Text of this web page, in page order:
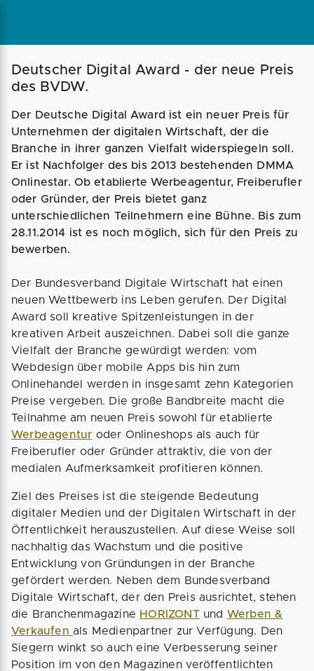
Magazin Businessplan Fördermittel
Deutscher Digital Award - der neue Preis
des BVDW.
Der Deutsche Digital Award ist ein neuer Preis für
Unternehmen der digitalen Wirtschaft, der die
Branche in ihrer ganzen Vielfalt widerspiegeln soll.
Er ist Nachfolger des bis 2013 bestehenden DMMA
Onlinestar. Ob etablierte Werbeagentur, Freiberufler
oder Gründer, der Preis bietet ganz
unterschiedlichen Teilnehmern eine Bühne. Bis zum
28.11.2014 ist es noch möglich, sich für den Preis zu
bewerben.
Der Bundesverband Digitale Wirtschaft hat einen
neuen Wettbewerb ins Leben gerufen. Der Digital
Award soll kreative Spitzenleistungen in der
kreativen Arbeit auszeichnen. Dabei soll die ganze
Vielfalt der Branche gewürdigt werden: vom
Webdesign über mobile Apps bis hin zum
Onlinehandel werden in insgesamt zehn Kategorien
Preise vergeben. Die große Bandbreite macht die
Teilnahme am neuen Preis sowohl für etablierte
Werbeagentur oder Onlineshops als auch für
Freiberufler oder Gründer attraktiv, die von der
medialen Aufmerksamkeit profitieren können.
Ziel des Preises ist die steigende Bedeutung
digitaler Medien und der Digitalen Wirtschaft in der
Öffentlichkeit herauszustellen. Auf diese Weise soll
nachhaltig das Wachstum und die positive
Entwicklung von Gründungen in der Branche
gefördert werden. Neben dem Bundesverband
Digitale Wirtschaft, der den Preis ausrichtet, stehen
die Branchenmagazine HORIZONTund Werben &
Verkaufen als Medienpartner zur Verfügung. Den
Siegern winkt so auch eine Verbesserung seiner
Position im von den Magazinen veröffentlichten